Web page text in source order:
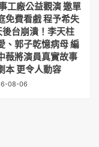
工廠公益觀演 邀單
免費看戲 程予希失
台崩潰！李天柱
、郭子乾憶病母 編
薇將演員真實故事
本 更令人動容
08-06